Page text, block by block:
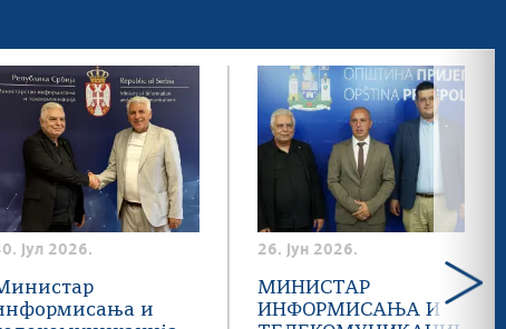
јул 2026.
и
26. јун 2026.
МИНИСТАР
ИНФОРМИСАЊА И